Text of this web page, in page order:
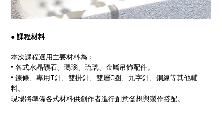
●課程材料
本次課程選用主要材料為：
• 各式水晶礦石、瑪瑙、琉璃、金屬吊飾配件。
• 鍊條、專用T針、雙掛針、雙層C圈、九字針、銅線等其他輔
料。
現場將準備各式材料供創作者進行創意發想與製作搭配。